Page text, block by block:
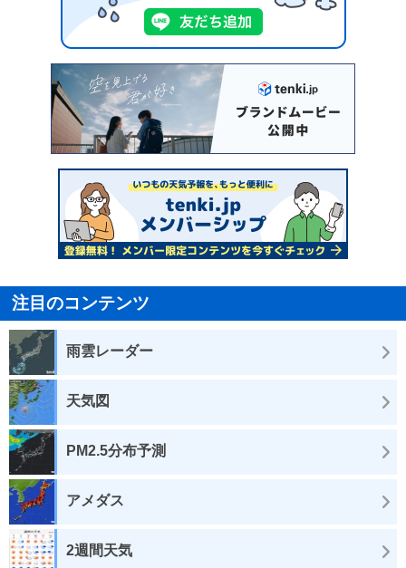
注目のコンテンツ
雨雲レーダー
天気図
PM2.5分布予測
アメダス
2週間天気